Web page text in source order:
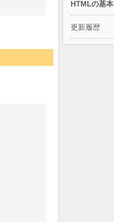
HTMLの基本
更新履歴